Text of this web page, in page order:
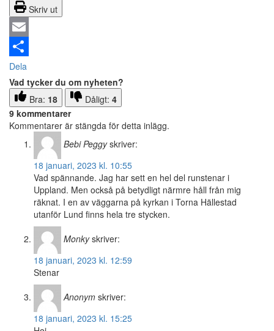
Skriv ut
Email
Dela
Vad tycker du om nyheten?
Bra: 18 Dåligt: 4
9 kommentarer
Kommentarer är stängda för detta inlägg.
Bebi Peggy skriver:
18 januari, 2023 kl. 10:55
Vad spännande. Jag har sett en hel del runstenar i
Uppland. Men också på betydligt närmre håll från mig
räknat. I en av väggarna på kyrkan i Torna Hällestad
utanför Lund finns hela tre stycken.
Monky skriver:
18 januari, 2023 kl. 12:59
Stenar
Anonym skriver:
18 januari, 2023 kl. 15:25